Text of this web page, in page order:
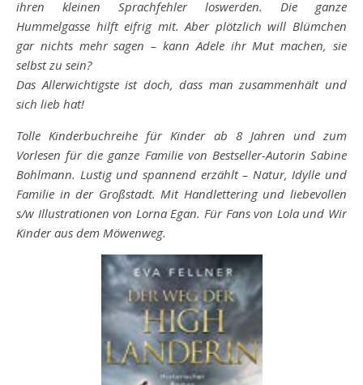
ihren kleinen Sprachfehler loswerden. Die ganze
Hummelgasse hilft eifrig mit. Aber plötzlich will Blümchen
gar nichts mehr sagen – kann Adele ihr Mut machen, sie
selbst zu sein?
Das Allerwichtigste ist doch, dass man zusammenhält und
sich lieb hat!
Tolle Kinderbuchreihe für Kinder ab 8 Jahren und zum
Vorlesen für die ganze Familie von Bestseller-Autorin Sabine
Bohlmann. Lustig und spannend erzählt – Natur, Idylle und
Familie in der Großstadt. Mit Handlettering und liebevollen
s/w Illustrationen von Lorna Egan. Für Fans von Lola und Wir
Kinder aus dem Möwenweg.